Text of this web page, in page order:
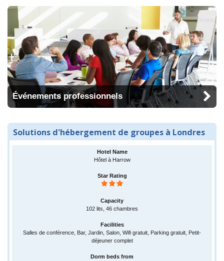
Événements professionnels
Solutions d'hébergement de groupes à Londres
Hôtel à Harrow
102 lits, 46 chambres
Salles de conférence, Bar, Jardin, Salon, Wifi gratuit, Parking gratuit, Petit-
déjeuner complet